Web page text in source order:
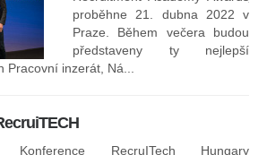
proběhne 21. dubna 2022 v
Praze. Během večera budou
představeny ty nejlepší
inzerát, Ná...
Konference RecruITech Hungary